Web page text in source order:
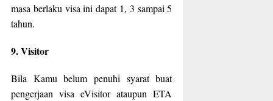
masa berlaku visa ini dapat 1, 3 sampai 5
tahun.
9. Visitor
Bila Kamu belum penuhi syarat buat
pengerjaan visa eVisitor ataupun ETA